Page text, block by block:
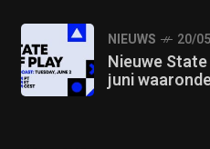
NIEUWS 20/
Nieuwe
juni